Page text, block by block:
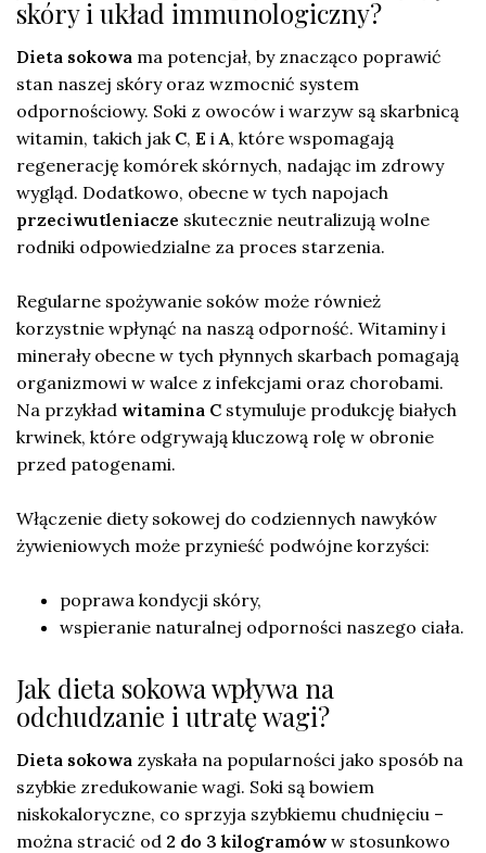
skóry i układ immunologiczny?
Dieta sokowa ma potencjał, by znacząco poprawić
stan naszej skóry oraz wzmocnić system
odpornościowy. Soki z owoców i warzyw są skarbnicą
witamin, takich jak C, E i A, które wspomagają
regenerację komórek skórnych, nadając im zdrowy
wygląd. Dodatkowo, obecne w tych napojach
przeciwutleniacze skutecznie neutralizują wolne
rodniki odpowiedzialne za proces starzenia.
Regularne spożywanie soków może również
korzystnie wpłynąć na naszą odporność. Witaminy i
minerały obecne w tych płynnych skarbach pomagają
organizmowi w walce z infekcjami oraz chorobami.
Na przykład witamina C stymuluje produkcję białych
krwinek, które odgrywają kluczową rolę w obronie
przed patogenami.
Włączenie diety sokowej do codziennych nawyków
żywieniowych może przynieść podwójne korzyści:
poprawa kondycji skóry,
wspieranie naturalnej odporności naszego ciała.
Jak dieta sokowa wpływa na
odchudzanie i utratę wagi?
Dieta sokowa zyskała na popularności jako sposób na
szybkie zredukowanie wagi. Soki są bowiem
niskokaloryczne, co sprzyja szybkiemu chudnięciu –
można stracić od 2 do 3 kilogramów w stosunkowo